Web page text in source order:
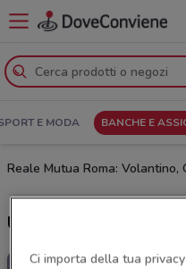
E MODA BANCHE E
Reale Mutua Roma:
Ultime offerte del
Ci importa della tua privacy